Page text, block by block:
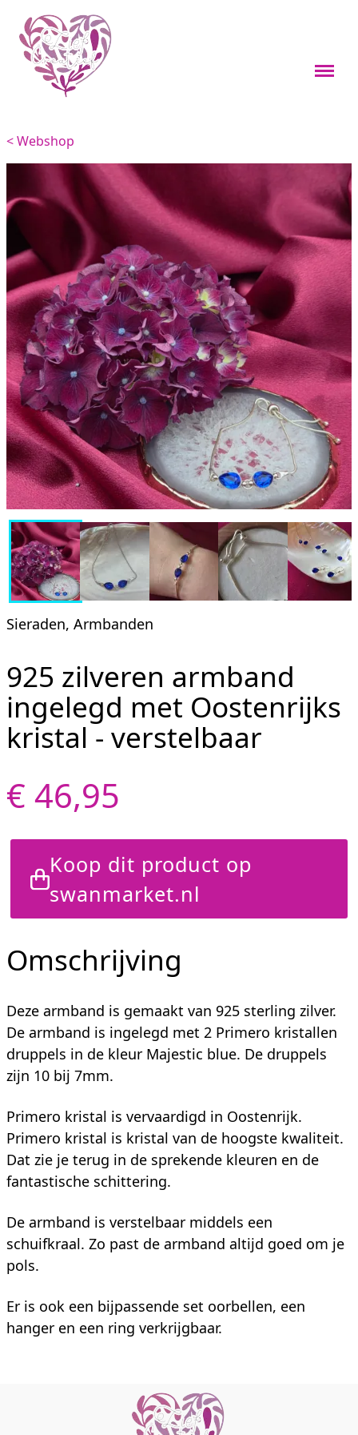
Webshop
Boekenleggers
Custom items
Kleine cadeaus
Sieraden
Viervoeters
Woondecoratie
Overig
Feestdagen thema's
Over mij
Materialen en onderhoud
Contact
< Webshop
Sieraden, Armbanden
925 zilveren armband
ingelegd met Oostenrijks
kristal - verstelbaar
€ 46,95
Koop dit product op
swanmarket.nl
Omschrijving
Deze armband is gemaakt van 925 sterling zilver.
De armband is ingelegd met 2 Primero kristallen
druppels in de kleur Majestic blue. De druppels
zijn 10 bij 7mm.
Primero kristal is vervaardigd in Oostenrijk.
Primero kristal is kristal van de hoogste kwaliteit.
Dat zie je terug in de sprekende kleuren en de
fantastische schittering.
De armband is verstelbaar middels een
schuifkraal. Zo past de armband altijd goed om je
pols.
Er is ook een bijpassende set oorbellen, een
hanger en een ring verkrijgbaar.